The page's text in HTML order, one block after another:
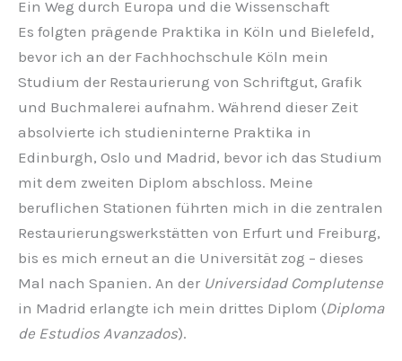
Ein Weg durch Europa und die Wissenschaft
Es folgten prägende Praktika in Köln und Bielefeld,
bevor ich an der Fachhochschule Köln mein
Studium der Restaurierung von Schriftgut, Grafik
und Buchmalerei aufnahm. Während dieser Zeit
absolvierte ich studieninterne Praktika in
Edinburgh, Oslo und Madrid, bevor ich das Studium
mit dem zweiten Diplom abschloss. Meine
beruflichen Stationen führten mich in die zentralen
Restaurierungswerkstätten von Erfurt und Freiburg,
bis es mich erneut an die Universität zog – dieses
Mal nach Spanien. An der Universidad Complutense
in Madrid erlangte ich mein drittes Diplom (Diploma
de Estudios Avanzados).